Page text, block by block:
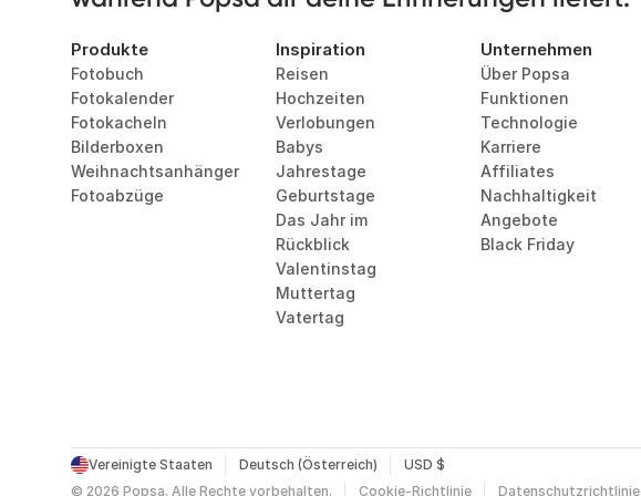
Produkte
Fotobuch
Fotokalender
Fotokacheln
Bilderboxen
Weihnachtsanhänger
Fotoabzüge
Inspiration
Reisen
Hochzeiten
Verlobungen
Babys
Jahrestage
Geburtstage
Das Jahr im
Rückblick
Valentinstag
Muttertag
Vatertag
Unternehmen
Über Popsa
Funktionen
Technologie
Karriere
Affiliates
Nachhaltigkeit
Angebote
Black Friday
Vereinigte Staaten Deutsch (Österreich)
USD $
© 2026 Popsa. Alle Rechte vorbehalten. Cookie-Richtlinie Datenschutzrichtlinie